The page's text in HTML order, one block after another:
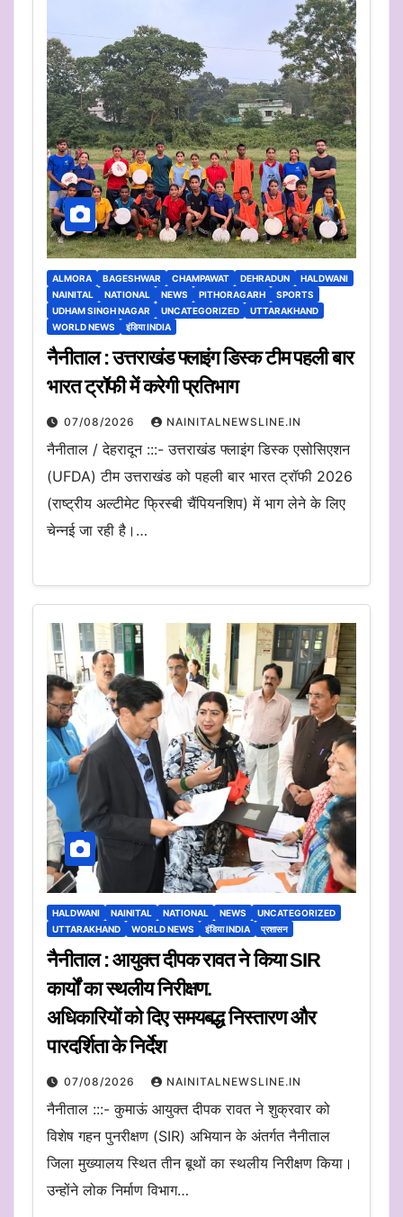
ALMORA BAGESHWAR CHAMPAWAT DEHRADUN
HALDWANI
NAINITAL
NATIONAL NEWS PITHORAGARH
SPORTS
UDHAM SINGH NAGAR
UNCATEGORIZED
UTTARAKHAND
WORLD NEWS
इंडिया INDIA
नैनीताल : उत्तराखंड फ्लाइंग डिस्क टीम पहली बार
भारत ट्रॉफी में करेगी प्रतिभाग
07/08/2026 NAINITALNEWSLINE.IN
नैनीताल / देहरादून :::- उत्तराखंड फ्लाइंग डिस्क एसोसिएशन
(UFDA) टीम उत्तराखंड को पहली बार भारत ट्रॉफी 2026
(राष्ट्रीय अल्टीमेट फ्रिस्बी चैंपियनशिप) में भाग लेने के लिए
चेन्नई जा रही है।…
HALDWANI NAINITAL NATIONAL NEWS
UNCATEGORIZED
UTTARAKHAND
WORLD NEWS इंडिया INDIA प्रशासन
नैनीताल : आयुक्त दीपक रावत ने किया SIR
कार्यों का स्थलीय निरीक्षण.
अधिकारियों को दिए समयबद्ध निस्तारण और
पारदर्शिता के निर्देश
07/08/2026 NAINITALNEWSLINE.IN
नैनीताल :::- कुमाऊं आयुक्त दीपक रावत ने शुक्रवार को
विशेष गहन पुनरीक्षण (SIR) अभियान के अंतर्गत नैनीताल
जिला मुख्यालय स्थित तीन बूथों का स्थलीय निरीक्षण किया।
उन्होंने लोक निर्माण विभाग…